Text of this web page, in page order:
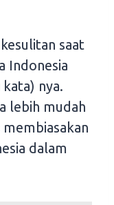
saat
Indonesia
nya.
lebih mudah
dalam